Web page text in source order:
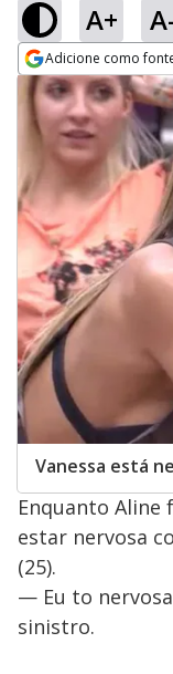
A+
Adicione como
Opens in new
Vanessa está
Enquanto Aline
estar nervosa
(25).
— Eu to
sinistro.